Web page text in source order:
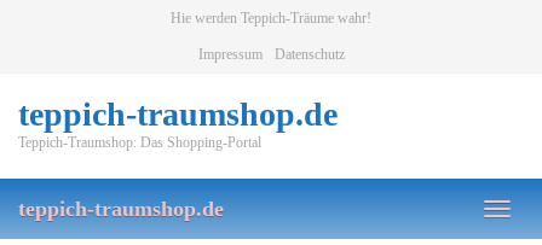
Hie werden Teppich-Träume wahr!
Impressum Datenschutz
teppich-traumshop.de
Teppich-Traumshop: Das Shopping-Portal
Toggle
teppich-traumshop.de